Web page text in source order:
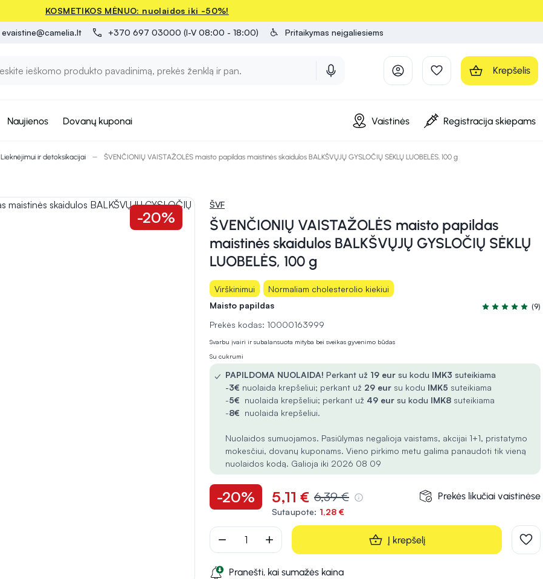
KOSMETIKOS MĖNUO: nuolaidos iki -50%!
evaistine@camelia.lt +370 697 03000 (I-V 08:00 - 18:00) Pritaikymas neįgaliesiems
Krepšelis
Naujienos Dovanų kuponai Vaistinės Registracija skiepams
Lieknėjimui ir detoksikacijai ŠVENČIONIŲ VAISTAŽOLĖS maisto papildas maistinės skaidulos BALKŠVŲJŲ GYSLOČIŲ SĖKLŲ LUOBELĖS, 100 g
-20%
ŠVF
ŠVENČIONIŲ VAISTAŽOLĖS maisto papildas
maistinės skaidulos BALKŠVŲJŲ GYSLOČIŲ SĖKLŲ
LUOBELĖS, 100 g
Virškinimui
Normaliam cholesterolio kiekiui
Maisto papildas
Įvertinimas
(9)
Prekės kodas: 10000163999
Svarbu įvairi ir subalansuota mityba bei sveikas gyvenimo būdas
Su cukrumi
✓ PAPILDOMA NUOLAIDA! Perkant už 19 eur su kodu IMK3 suteikiama
-3€ nuolaida krepšeliui; perkant už 29 eur su kodu IMK5 suteikiama
-5€ nuolaida krepšeliui; perkant už 49 eur su kodu IMK8 suteikiama
-8€ nuolaida krepšeliui.
Nuolaidos sumuojamos. Pasiūlymas negalioja vaistams, akcijai 1+1, pristatymo
mokesčiui, dovanų kuponams. Vieno pirkimo metu galima panaudoti tik vieną
nuolaidos kodą. Galioja iki 2026 08 09
-20% 5,11 € 6,39 €
Sutaupote: 1,28 €
Prekės likučiai vaistinėse
remove add Į krepšelį
Pranešti, kai sumažės kaina